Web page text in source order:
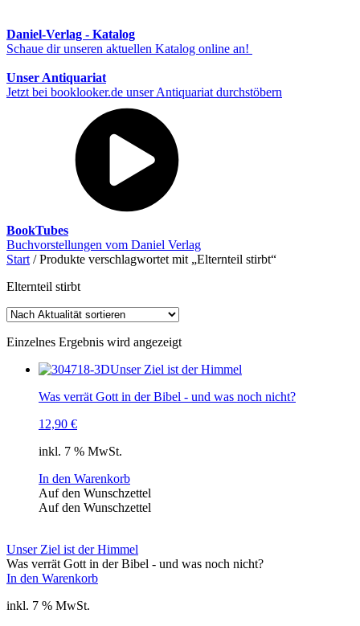
Daniel-Verlag - Katalog
Schaue dir unseren aktuellen Katalog online an!
Unser Antiquariat
Jetzt bei booklooker.de unser Antiquariat durchstöbern
BookTubes
Buchvorstellungen vom Daniel Verlag
Start / Produkte verschlagwortet mit „Elternteil stirbt“
Elternteil stirbt
Einzelnes Ergebnis wird angezeigt
Unser Ziel ist der Himmel
Was verrät Gott in der Bibel - und was noch nicht?
12,90 €
inkl. 7 % MwSt.
In den Warenkorb
Auf den Wunschzettel
Auf den Wunschzettel
Unser Ziel ist der Himmel
Was verrät Gott in der Bibel - und was noch nicht?
In den Warenkorb
inkl. 7 % MwSt.